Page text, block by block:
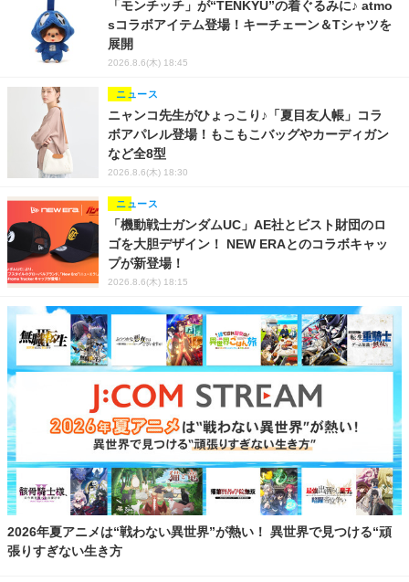
「モンチッチ」が“TENKYU”の着ぐるみに♪ atmo
sコラボアイテム登場！キーチェーン＆Tシャツを
展開
2026.8.6(木) 18:45
ニャンコ先生がひょっこり♪「夏目友人帳」コラ
ボアパレル登場！もこもこバッグやカーディガン
など全8型
ニュース
2026.8.6(木) 18:30
「機動戦士ガンダムUC」AE社とビスト財団のロ
ゴを大胆デザイン！ NEW ERAとのコラボキャッ
プが新登場！
ニュース
2026.8.6(木) 18:15
2026年夏アニメは“戦わない異世界”が熱い！ 異世界で見つける“頑
張りすぎない生き方